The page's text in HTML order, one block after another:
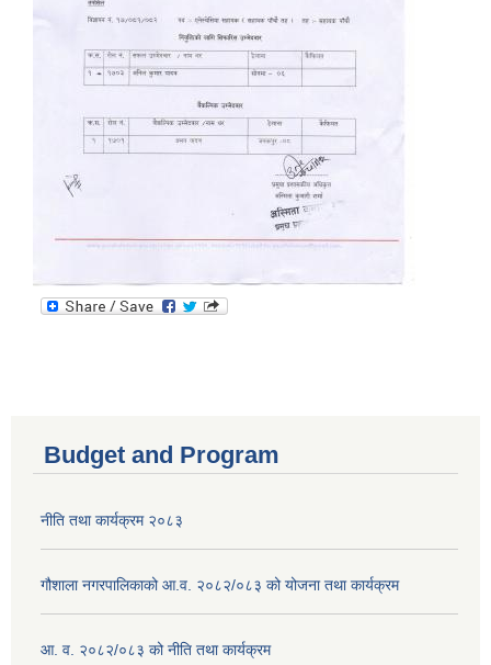
Budget and Program
नीति तथा कार्यक्रम २०८३
गौशाला नगरपालिकाको आ.व. २०८२/०८३ को योजना तथा कार्यक्रम
आ. व. २०८२/०८३ को नीति तथा कार्यक्रम